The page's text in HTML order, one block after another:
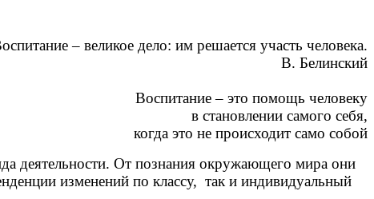
– великое дело: им решается участь человека.
В. Белинский
Воспитание – это помощь человеку
в становлении самого себя,
когда это не происходит само собой
деятельности. От познания окружающего мира они
изменений по классу, так и индивидуальный